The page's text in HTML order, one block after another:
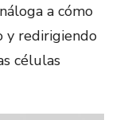
a cómo
y redirigiendo
células